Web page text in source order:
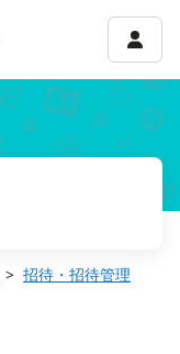
アカ
招待・招待管理